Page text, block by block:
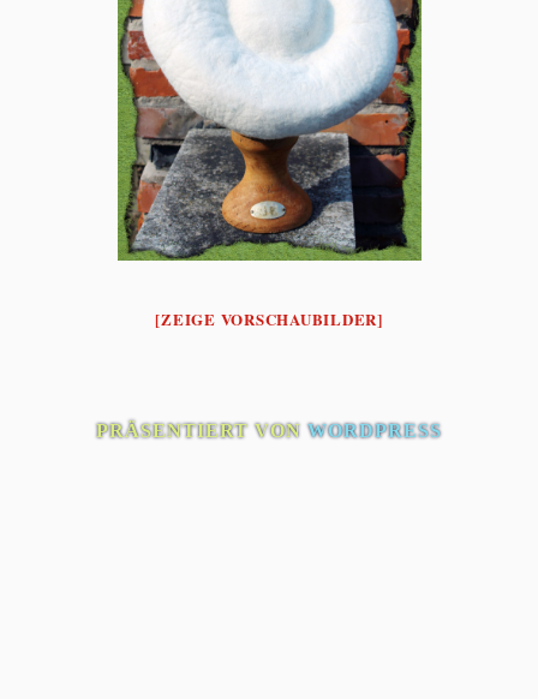
[ZEIGE VORSCHAUBILDER]
PRÄSENTIERT VONWORDPRESS